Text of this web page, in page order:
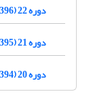
دوره 22 (1396 و 1397)
دوره 21 (1395 و 1396)
دوره 20 (1394 و 1395)